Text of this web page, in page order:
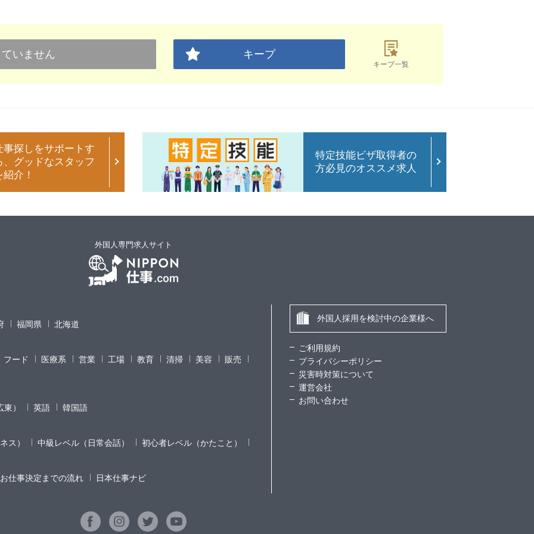
いません キープ
キープ一覧
事探しをサポートす
、グッドなスタッフ
紹介！
特定技能ビザ取得者の
方必見のオススメ求人
外国人専門求人サイト
福岡県 北海道
フード 医療系 営業 工場 教育 清掃 美容 販売
） 英語 韓国語
ス） 中級レベル（日常会話） 初心者レベル（かたこと）
お仕事決定までの流れ 日本仕事ナビ
外国人採用を検討中の企業様へ
ご利用規約
プライバシーポリシー
災害時対策について
運営会社
お問い合わせ